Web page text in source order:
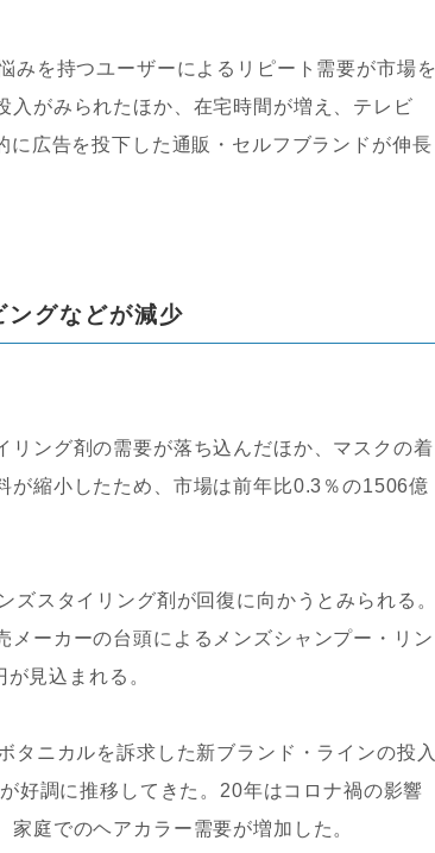
を持つユーザーによるリピート需要が市場を
がみられたほか、在宅時間が増え、テレビ
広告を投下した通販・セルフブランドが伸長
ングなどが減少
ング剤の需要が落ち込んだほか、マスクの着
が縮小したため、市場は前年比0.3％の1506億
スタイリング剤が回復に向かうとみられる。
メーカーの台頭によるメンズシャンプー・リン
見込まれる。
ニカルを訴求した新ブランド・ラインの投入
好調に推移してきた。20年はコロナ禍の影響
庭でのヘアカラー需要が増加した。